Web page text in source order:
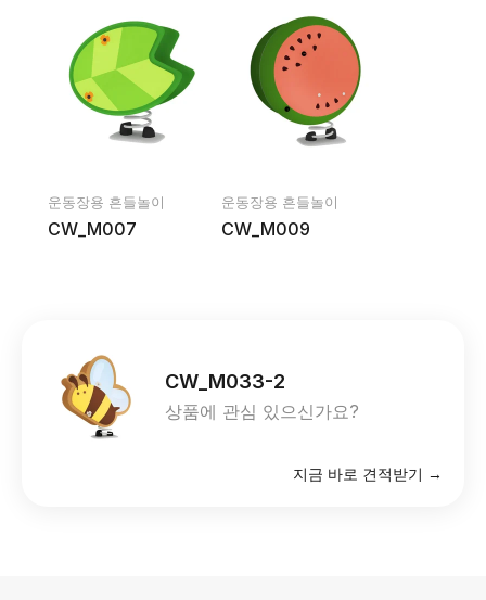
운동장용 흔들놀이
CW_M007
운동장용 흔들놀이
CW_M009
CW_M033-2
상품에 관심 있으신가요?
지금 바로 견적받기 →